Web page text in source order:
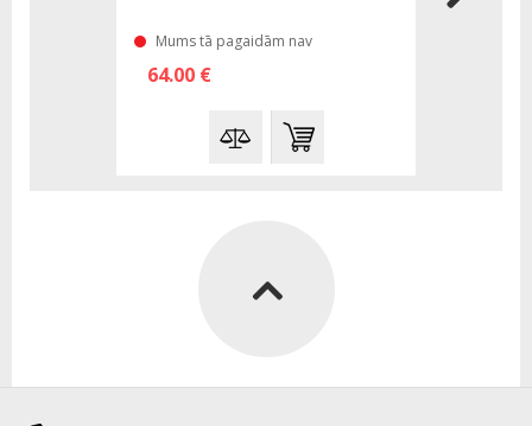
Mums tā pagaidām nav
64.00 €